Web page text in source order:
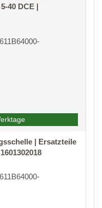
40 DCE |
| Ersatzteile